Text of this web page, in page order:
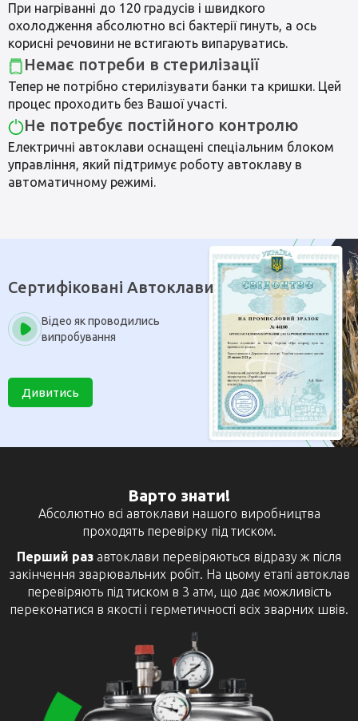
При нагріванні до 120 градусів і швидкого
охолодження абсолютно всі бактерії гинуть, а ось
корисні речовини не встигають випаруватись.
Немає потреби в стерилізації
Тепер не потрібно стерилізувати банки та кришки. Цей
процес проходить без Вашої участі.
Не потребує постійного контролю
Електричні автоклави оснащені спеціальним блоком
управління, який підтримує роботу автоклаву в
автоматичному режимі.
Сертифіковані Автоклави
Відео як проводились
випробування
Дивитись
Варто знати!
Абсолютно всі автоклави нашого виробництва
проходять перевірку під тиском.
Перший раз автоклави перевіряються відразу ж після
закінчення зварювальних робіт. На цьому етапі автоклав
перевіряють під тиском в 3 атм, що дає можливість
переконатися в якості і герметичності всіх зварних швів.